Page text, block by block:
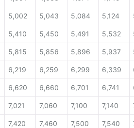
5,002 5,043 5,084 5,124
5,410 5,450 5,491 5,532
5,815 5,856 5,896 5,937
6,219 6,259 6,299 6,339
6,620 6,660 6,701 6,741
7,021 7,060 7,100 7,140
7,420 7,460 7,500 7,540